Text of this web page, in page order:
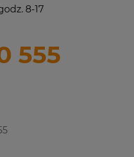
8-17
555